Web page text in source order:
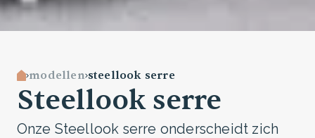
modellen steellook serre
Steellook serre
Onze Steellook serre onderscheidt zich